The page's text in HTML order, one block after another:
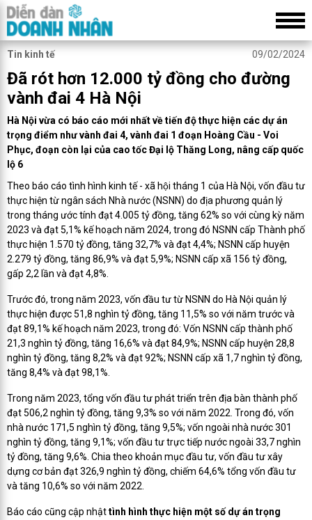
Tin kinh tế 09/02/2024
Đã rót hơn 12.000 tỷ đồng cho đường
vành đai 4 Hà Nội
Hà Nội vừa có báo cáo mới nhất về tiến độ thực hiện các dự án
trọng điểm như vành đai 4, vành đai 1 đoạn Hoàng Cầu - Voi
Phục, đoạn còn lại của cao tốc Đại lộ Thăng Long, nâng cấp quốc
lộ 6
Theo báo cáo tình hình kinh tế - xã hội tháng 1 của Hà Nội, vốn đầu tư
thực hiện từ ngân sách Nhà nước (NSNN) do địa phương quản lý
trong tháng ước tính đạt 4.005 tỷ đồng, tăng 62% so với cùng kỳ năm
2023 và đạt 5,1% kế hoạch năm 2024, trong đó NSNN cấp Thành phố
thực hiện 1.570 tỷ đồng, tăng 32,7% và đạt 4,4%; NSNN cấp huyện
2.279 tỷ đồng, tăng 86,9% và đạt 5,9%; NSNN cấp xã 156 tỷ đồng,
gấp 2,2 lần và đạt 4,8%.
Trước đó, trong năm 2023, vốn đầu tư từ NSNN do Hà Nội quản lý
thực hiện được 51,8 nghìn tỷ đồng, tăng 11,5% so với năm trước và
đạt 89,1% kế hoạch năm 2023, trong đó: Vốn NSNN cấp thành phố
21,3 nghìn tỷ đồng, tăng 16,6% và đạt 84,9%; NSNN cấp huyện 28,8
nghìn tỷ đồng, tăng 8,2% và đạt 92%; NSNN cấp xã 1,7 nghìn tỷ đồng,
tăng 8,4% và đạt 98,1%.
Trong năm 2023, tổng vốn đầu tư phát triển trên địa bàn thành phố
đạt 506,2 nghìn tỷ đồng, tăng 9,3% so với năm 2022. Trong đó, vốn
nhà nước 171,5 nghìn tỷ đồng, tăng 9,5%; vốn ngoài nhà nước 301
nghìn tỷ đồng, tăng 9,1%; vốn đầu tư trực tiếp nước ngoài 33,7 nghìn
tỷ đồng, tăng 9,6%. Chia theo khoản mục đầu tư, vốn đầu tư xây
dựng cơ bản đạt 326,9 nghìn tỷ đồng, chiếm 64,6% tổng vốn đầu tư
và tăng 10,6% so với năm 2022.
Báo cáo cũng cập nhậttình hình thực hiện một số dự án trọng